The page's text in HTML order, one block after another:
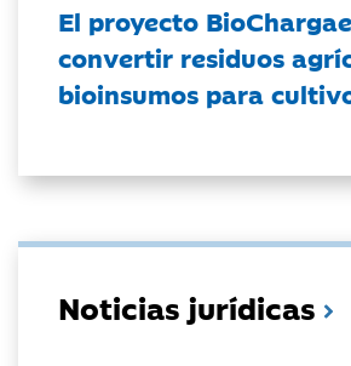
El proyecto
convertir residuos
bioinsumos para
Noticias jurídicas